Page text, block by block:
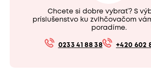
Chcete si dobre vybrať? S
príslušenstvo ku zvlhčovačom
poradíme.
0233 41 88 38 +420 602